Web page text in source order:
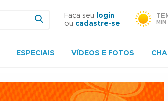
Faça seu
login
ou cadastre-se MIN
ESPECIAIS VÍDEOS E FOTOS